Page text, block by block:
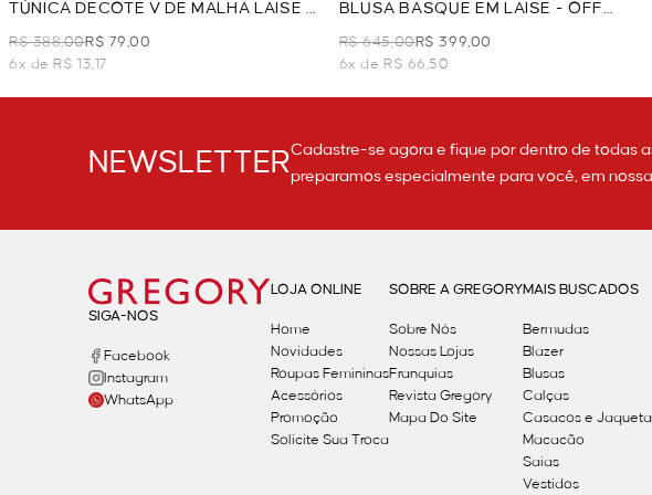
TÚNICA DECOTE V DE MALHA LAISE -
OFF WHITE
R$ 388,00R$ 79,00
6x de R$ 13,17
BLUSA BASQUE EM LAISE - OFF
WHITE
R$ 645,00R$ 399,00
6x de R$ 66,50
NEWSLETTERCadastre-se agora e fique por dentro de todas
preparamos especialmente para você, em nossa
SIGA-NOS
Facebook
Instagram
WhatsApp
LOJA ONLINE
Home
Novidades
Roupas Femininas
Acessórios
Promoção
Solicite Sua Troca
SOBRE A GREGORY
Sobre Nós
Nossas Lojas
Franquias
Revista Gregory
Mapa Do Site
MAIS BUSCADOS
Bermudas
Blazer
Blusas
Calças
Casacos e
Macacão
Saias
Vestidos